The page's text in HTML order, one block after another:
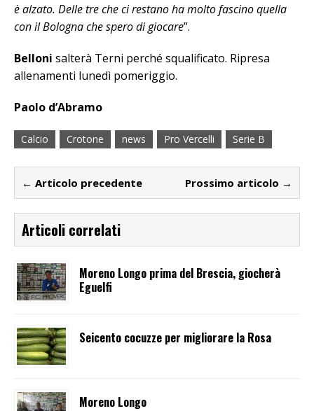
è alzato. Delle tre che ci restano ha molto fascino quella
con il Bologna che spero di giocare”.
Belloni salterà Terni perché squalificato. Ripresa
allenamenti lunedì pomeriggio.
Paolo d’Abramo
Calcio Crotone news Pro Vercelli Serie B
← Articolo precedente Prossimo articolo →
Articoli correlati
Moreno Longo prima del Brescia, giocherà
Eguelfi
Seicento cocuzze per migliorare la Rosa
Moreno Longo